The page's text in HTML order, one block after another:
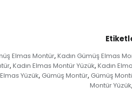
Elmas Montür, Kadın Gümüş Elmas
, Kadın Elmas Montür Yüzük, Kadın
Yüzük, Gümüş Montür, Gümüş
Montür Yüzük,